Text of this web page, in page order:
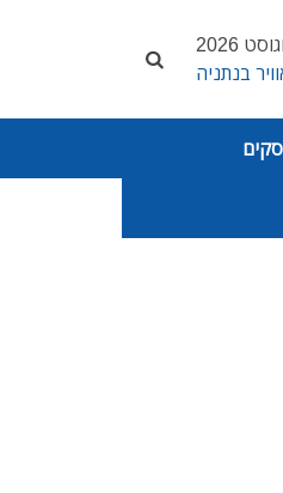
בנתניה